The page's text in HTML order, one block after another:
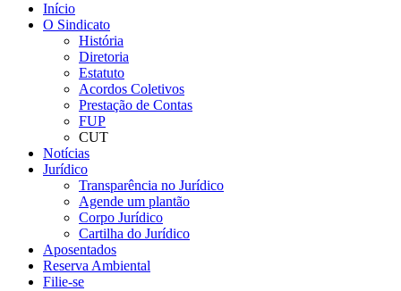
Início
O Sindicato
História
Diretoria
Estatuto
Acordos Coletivos
Prestação de Contas
FUP
CUT
Notícias
Jurídico
Transparência no Jurídico
Agende um plantão
Corpo Jurídico
Cartilha do Jurídico
Aposentados
Reserva Ambiental
Filie-se